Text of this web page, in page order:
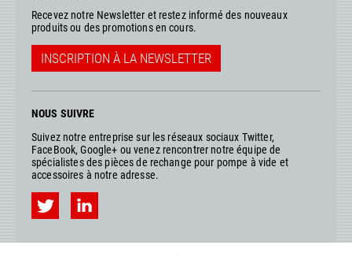
Recevez notre Newsletter et restez informé des nouveaux
produits ou des promotions en cours.
INSCRIPTION À LA NEWSLETTER
NOUS SUIVRE
Suivez notre entreprise sur les réseaux sociaux Twitter,
FaceBook, Google+ ou venez rencontrer notre équipe de
spécialistes des pièces de rechange pour pompe à vide et
accessoires à notre adresse.